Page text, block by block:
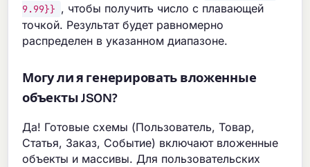
9.99}} , чтобы получить число с плавающей
точкой. Результат будет равномерно
распределен в указанном диапазоне.
Могу ли я генерировать вложенные
объекты JSON?
Да! Готовые схемы (Пользователь, Товар,
Статья, Заказ, Событие) включают вложенные
объекты и массивы. Для пользовательских